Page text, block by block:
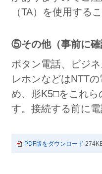
（TA）を使用する
⑤その他（事前に
ボタン電話、ビジ
レホンなどはNTT
め、形K5□をこれ
す。接続する前に
PDF版をダウンロード